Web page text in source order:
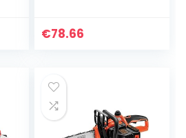
kettingen 10 cm
€78.66